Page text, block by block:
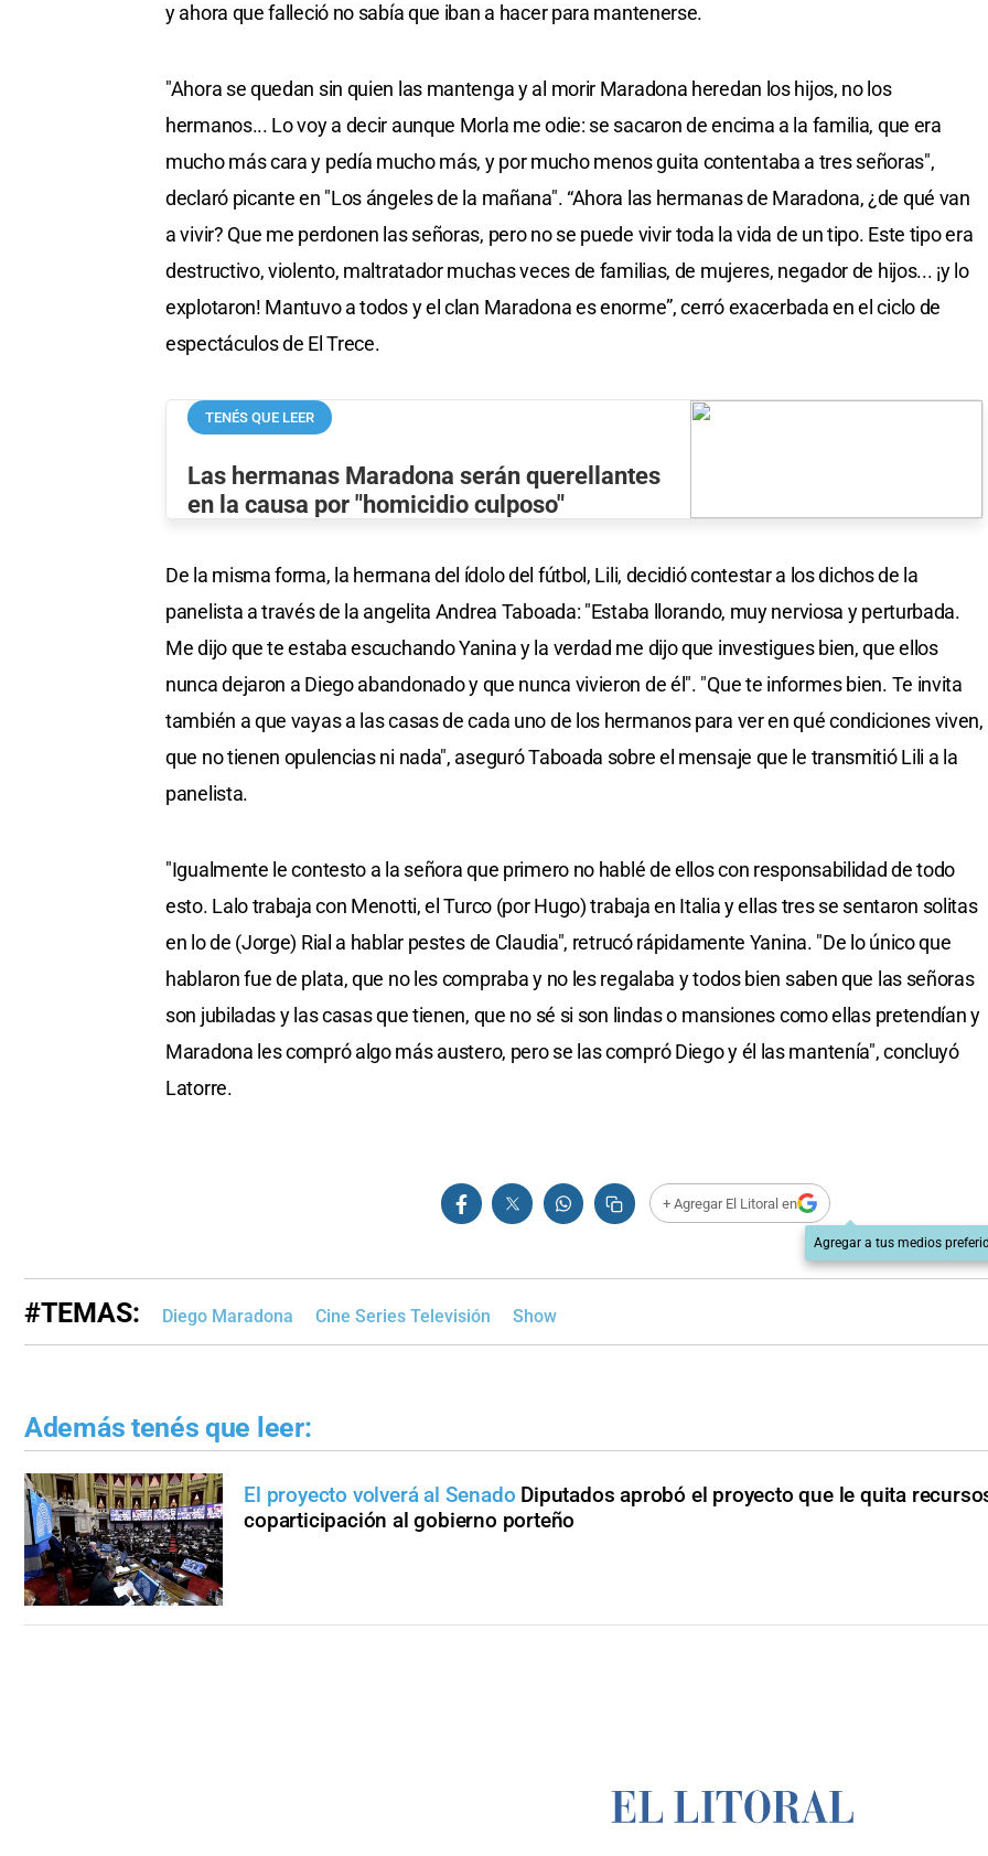
y ahora que falleció no sabía que iban a hacer para mantenerse.
"Ahora se quedan sin quien las mantenga y al morir Maradona heredan los hijos, no los
hermanos... Lo voy a decir aunque Morla me odie: se sacaron de encima a la familia, que era
mucho más cara y pedía mucho más, y por mucho menos guita contentaba a tres señoras",
declaró picante en "Los ángeles de la mañana". “Ahora las hermanas de Maradona, ¿de qué van
a vivir? Que me perdonen las señoras, pero no se puede vivir toda la vida de un tipo. Este tipo era
destructivo, violento, maltratador muchas veces de familias, de mujeres, negador de hijos... ¡y lo
explotaron! Mantuvo a todos y el clan Maradona es enorme”, cerró exacerbada en el ciclo de
espectáculos de El Trece.
TENÉS QUE LEER
Las hermanas Maradona serán querellantes
en la causa por "homicidio culposo"
De la misma forma, la hermana del ídolo del fútbol, Lili, decidió contestar a los dichos de la
panelista a través de la angelita Andrea Taboada: "Estaba llorando, muy nerviosa y perturbada.
Me dijo que te estaba escuchando Yanina y la verdad me dijo que investigues bien, que ellos
nunca dejaron a Diego abandonado y que nunca vivieron de él". "Que te informes bien. Te invita
también a que vayas a las casas de cada uno de los hermanos para ver en qué condiciones viven,
que no tienen opulencias ni nada", aseguró Taboada sobre el mensaje que le transmitió Lili a la
panelista.
"Igualmente le contesto a la señora que primero no hablé de ellos con responsabilidad de todo
esto. Lalo trabaja con Menotti, el Turco (por Hugo) trabaja en Italia y ellas tres se sentaron solitas
en lo de (Jorge) Rial a hablar pestes de Claudia", retrucó rápidamente Yanina. "De lo único que
hablaron fue de plata, que no les compraba y no les regalaba y todos bien saben que las señoras
son jubiladas y las casas que tienen, que no sé si son lindas o mansiones como ellas pretendían y
Maradona les compró algo más austero, pero se las compró Diego y él las mantenía", concluyó
Latorre.
+ Agregar El Litoral en
Agregar a tus medios
#TEMAS: Diego Maradona Cine Series Televisión Show
Además tenés que leer:
El proyecto volverá al Senado Diputados aprobó el proyecto que le quita
coparticipación al gobierno porteño